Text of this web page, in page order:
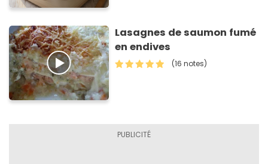
Lasagnes de saumon fumé
en endives
(16 notes)